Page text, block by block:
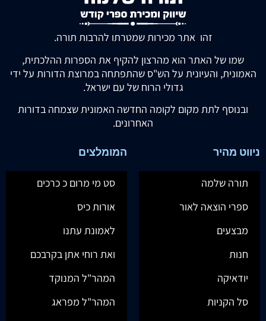
זהו אתר מכירות שמטרתו להרבות תורה.
שמו של האתר הוא מהרצון להקיף את הספרות ההלכתית,
האמונית, והעיונית על הש"ס שהתפתחה במרוצת הדורות על ידי
גדולי הרוח של עם ישראל.
ובנוסף לתת מקום לקומה החדשה האמונית שצמחה בדורות
האחרונים.
ניווט מהיר
תורה שלמה
ספרי הוצאה לאור
מבצעים
חנות
יודאיקה
סל הקניות
המומלצים
סט מי מרום כ כרכים
אורות כיס
לאמונת עתנו
ואת רוחי אתן בקרבכם
המהר"ל המנוקד
המהר"ל מפראג